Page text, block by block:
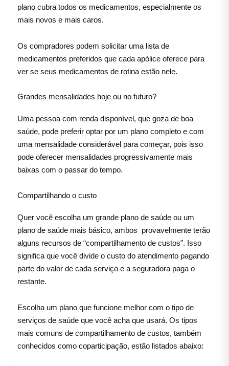
plano cubra todos os medicamentos, especialmente os
mais novos e mais caros.
Os compradores podem solicitar uma lista de
medicamentos preferidos que cada apólice oferece para
ver se seus medicamentos de rotina estão nele.
Grandes mensalidades hoje ou no futuro?
Uma pessoa com renda disponível, que goza de boa
saúde, pode preferir optar por um plano completo e com
uma mensalidade considerável para começar, pois isso
pode oferecer mensalidades progressivamente mais
baixas com o passar do tempo.
Compartilhando o custo
Quer você escolha um grande plano de saúde ou um
plano de saúde mais básico, ambos provavelmente terão
alguns recursos de “compartilhamento de custos”. Isso
significa que você divide o custo do atendimento pagando
parte do valor de cada serviço e a seguradora paga o
restante.
Escolha um plano que funcione melhor com o tipo de
serviços de saúde que você acha que usará. Os tipos
mais comuns de compartilhamento de custos, também
conhecidos como coparticipação, estão listados abaixo: